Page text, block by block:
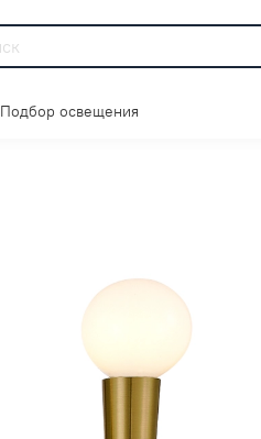
Подбор освещения